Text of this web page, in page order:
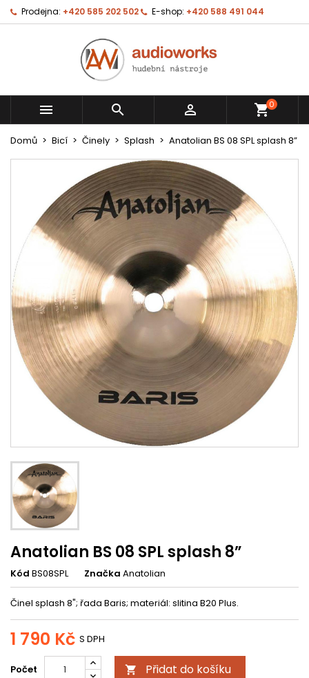
Prodejna: +420 585 202 502 E-shop: +420 588 491 044
   shopping_cart0
Domů Bicí Činely Splash Anatolian BS 08 SPL splash 8”
Anatolian BS 08 SPL splash 8”
Kód BS08SPL Značka Anatolian
Činel splash 8"; řada Baris; materiál: slitina B20 Plus.
1 790 Kč S DPH
Počet  Přidat do košíku